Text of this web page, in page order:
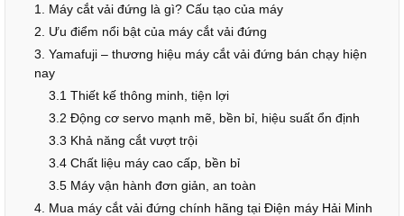
1. Máy cắt vải đứng là gì? Cấu tạo của máy
2. Ưu điểm nổi bật của máy cắt vải đứng
3. Yamafuji – thương hiệu máy cắt vải đứng bán chạy hiện
nay
3.1 Thiết kế thông minh, tiện lợi
3.2 Động cơ servo mạnh mẽ, bền bỉ, hiệu suất ổn định
3.3 Khả năng cắt vượt trội
3.4 Chất liệu máy cao cấp, bền bỉ
3.5 Máy vận hành đơn giản, an toàn
4. Mua máy cắt vải đứng chính hãng tại Điện máy Hải Minh